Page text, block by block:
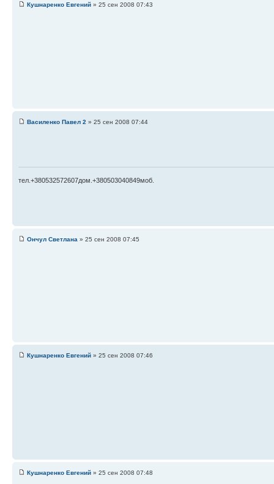
Кушнаренко Евгений » 25 сен 2008 07:43
Василенко Павел 2 » 25 сен 2008 07:44
тел.+380532572607дом.+380503040849моб.
Ончул Светлана » 25 сен 2008 07:45
Кушнаренко Евгений » 25 сен 2008 07:46
Кушнаренко Евгений » 25 сен 2008 07:48